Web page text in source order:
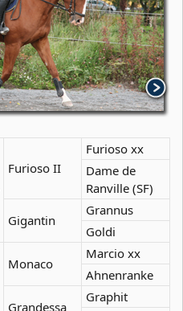
Furioso II
Furioso xx
Dame de
Ranville (SF)
Gigantin
Grannus
Goldi
Monaco
Marcio xx
Ahnenranke
Grandessa
Graphit